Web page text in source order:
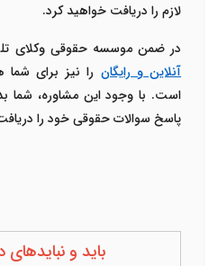
لازم را دریافت خواهید کرد.
در ضمن موسسه حقوقی وکلای
آنلاین و رایگان را نیز برای شما
است. با وجود این مشاوره، شما
پاسخ سوالات حقوقی خود را
باید و نبایدهای